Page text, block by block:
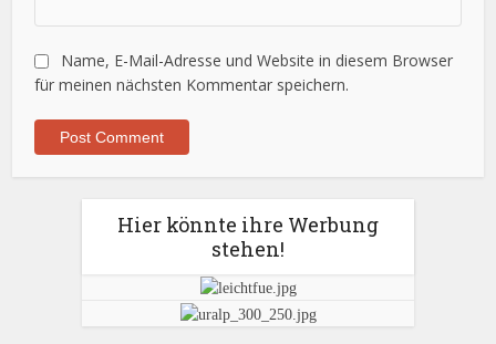
Name, E-Mail-Adresse und Website in diesem Browser
für meinen nächsten Kommentar speichern.
Hier könnte ihre Werbung
stehen!